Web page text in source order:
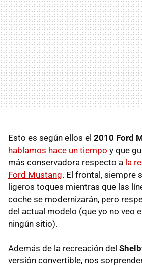
Esto es según ellos el 2010 Ford
hablamos hace un tiempo y que
más conservadora respecto a la
Ford Mustang. El frontal, siempre
ligeros toques mientras que las
coche se modernizarán, pero
del actual modelo (que yo no veo
ningún sitio).
Además de la recreación del
versión convertible, nos